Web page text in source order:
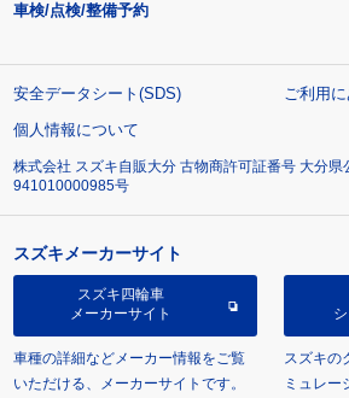
車検/点検/整備予約
安全データシート(SDS)
ご利用
個人情報について
株式会社 スズキ自販大分 古物商許可証番号 大分県
941010000985号
スズキメーカーサイト
スズキ四輪車
メーカーサイト
車種の詳細などメーカー情報をご覧
いただける、メーカーサイトです。
スズキの
ミュレー